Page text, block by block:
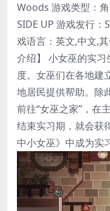
Woods 游戏类型：
SIDE UP 游戏发行：
戏语言：英文,中文,
介绍】 小女巫的实习
度。女巫们在各地建
地居民提供帮助。除
前往“女巫之家”，在
结束实习期，就会获
中小女巫》中成为实